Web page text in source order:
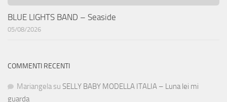
BLUE LIGHTS BAND – Seaside
05/08/2026
COMMENTI RECENTI
Mariangela su SELLY BABY MODELLA ITALIA – Luna lei mi
guarda